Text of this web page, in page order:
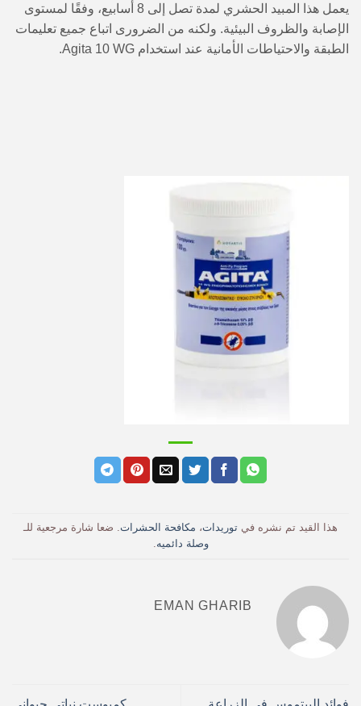
يعمل هذا المبيد الحشري لمدة تصل إلى 8 أسابيع، وفقًا لمستوى
الإصابة والظروف البيئية. ولكنه من الضرورى اتباع جميع تعليمات
الطبقة والاحتياطات الأمانية عند استخدام Agita 10 WG.
هذا القيد تم نشره في توريدات، مكافحة الحشرات . ضعا شارة مرجعية للـ
وصلة دائميه
EMAN GHARIB